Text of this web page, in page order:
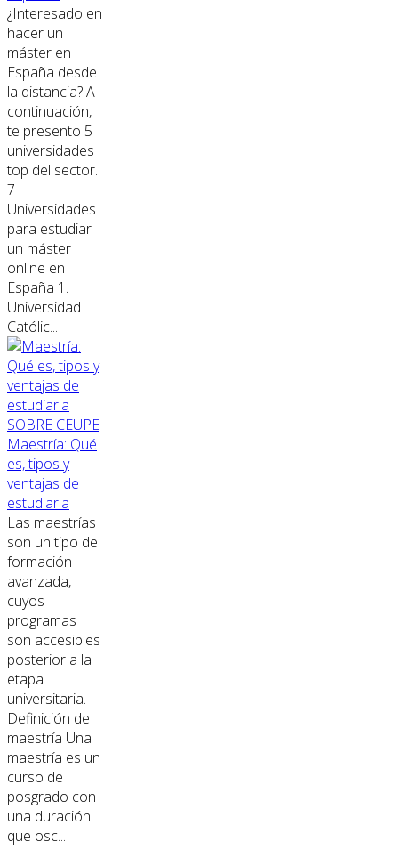
¿Interesado en
hacer un
máster en
España desde
la distancia? A
continuación,
te presento 5
universidades
top del sector.
7
Universidades
para estudiar
un máster
online en
España 1.
Universidad
Católic...
SOBRE CEUPE
Maestría: Qué
es, tipos y
ventajas de
estudiarla
Las maestrías
son un tipo de
formación
avanzada,
cuyos
programas
son accesibles
posterior a la
etapa
universitaria.
Definición de
maestría Una
maestría es un
curso de
posgrado con
una duración
que osc...